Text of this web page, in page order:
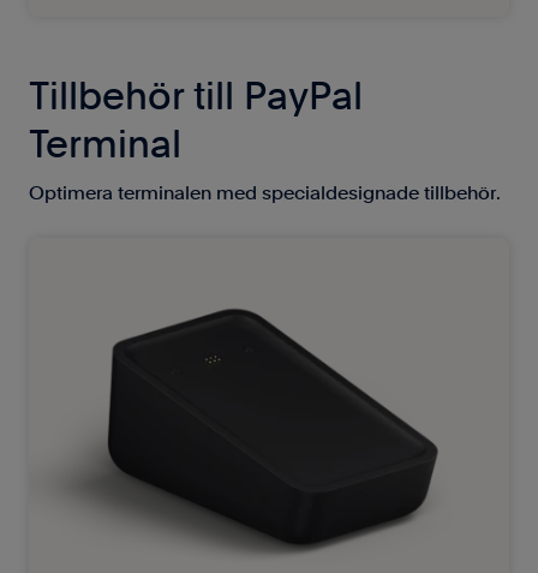
Tillbehör till PayPal
Terminal
Optimera terminalen med specialdesignade tillbehör.